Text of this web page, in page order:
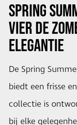
SPRING
VIER DE
ELEGANTIE
De Spring
biedt een frisse
collectie is
bij elke